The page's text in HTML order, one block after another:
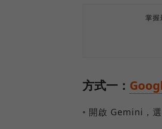
掌握
方式一：
◦ 開啟 Gemini，